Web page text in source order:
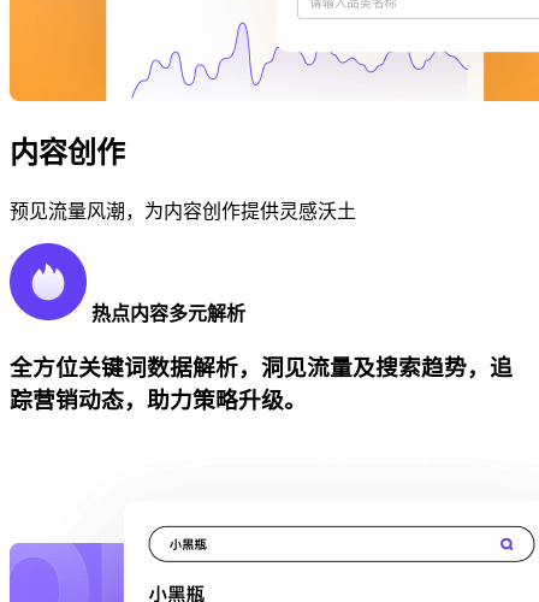
内容创作
预见流量风潮，为内容创作提供灵感沃土
热点内容多元解析
全方位关键词数据解析，洞见流量及搜索趋势，追
踪营销动态，助力策略升级。